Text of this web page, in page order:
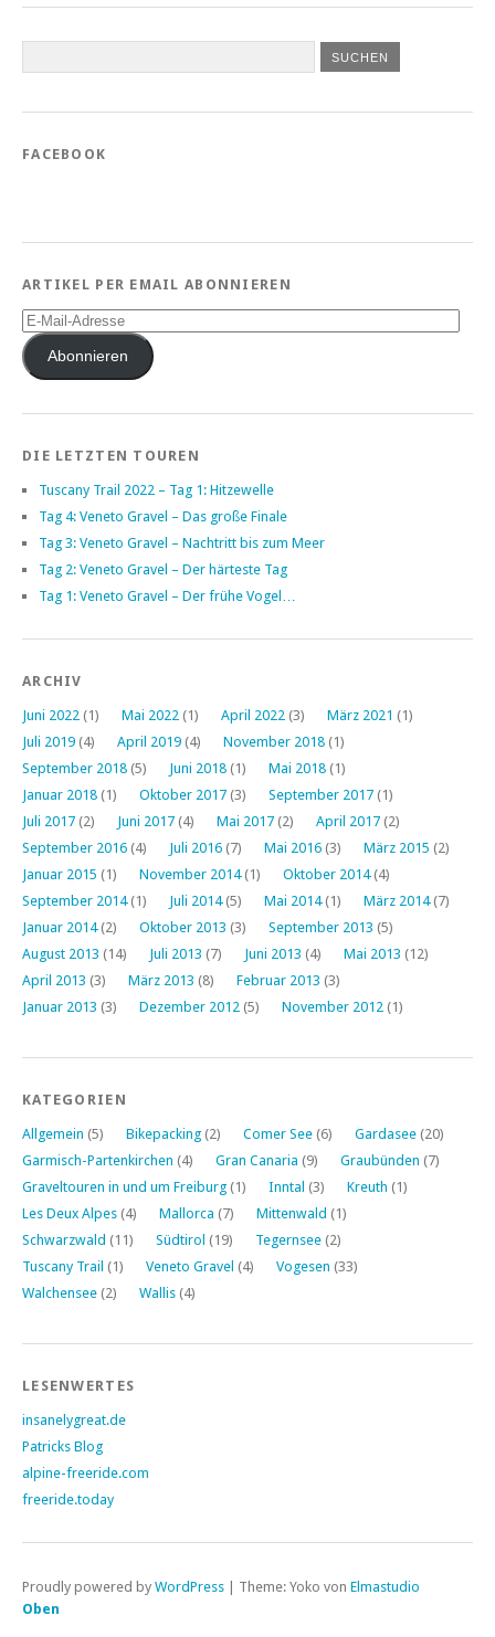
FACEBOOK
ARTIKEL PER EMAIL ABONNIEREN
E-
Mail-
AdresseAbonnieren
DIE LETZTEN TOUREN
Tuscany Trail 2022 – Tag 1: Hitzewelle
Tag 4: Veneto Gravel – Das große Finale
Tag 3: Veneto Gravel – Nachtritt bis zum Meer
Tag 2: Veneto Gravel – Der härteste Tag
Tag 1: Veneto Gravel – Der frühe Vogel…
ARCHIV
Juni 2022 (1) Mai 2022 (1) April 2022 (3) März 2021 (1)
Juli 2019 (4) April 2019 (4) November 2018 (1)
September 2018 (5) Juni 2018 (1) Mai 2018 (1)
Januar 2018 (1) Oktober 2017 (3) September 2017 (1)
Juli 2017 (2) Juni 2017 (4) Mai 2017 (2) April 2017 (2)
September 2016 (4) Juli 2016 (7) Mai 2016 (3) März 2015 (2)
Januar 2015 (1) November 2014(1) Oktober 2014(4)
September 2014(1) Juli 2014(5) Mai 2014(1) März 2014(7)
Januar 2014(2) Oktober 2013 (3) September 2013 (5)
August 2013 (14) Juli 2013 (7) Juni 2013 (4) Mai 2013 (12)
April 2013 (3) März 2013 (8) Februar 2013 (3)
Januar 2013 (3) Dezember 2012 (5) November 2012 (1)
KATEGORIEN
Allgemein (5) Bikepacking (2) Comer See (6) Gardasee (20)
Garmisch-Partenkirchen (4) Gran Canaria (9) Graubünden (7)
Graveltouren in und um Freiburg (1) Inntal (3) Kreuth (1)
Les Deux Alpes (4) Mallorca (7) Mittenwald (1)
Schwarzwald (11) Südtirol (19) Tegernsee (2)
Tuscany Trail (1) Veneto Gravel (4) Vogesen (33)
Walchensee (2) Wallis (4)
LESENWERTES
insanelygreat.de
Patricks Blog
alpine-freeride.com
freeride.today
Proudly powered by WordPress Theme: Yoko von Elmastudio
Oben